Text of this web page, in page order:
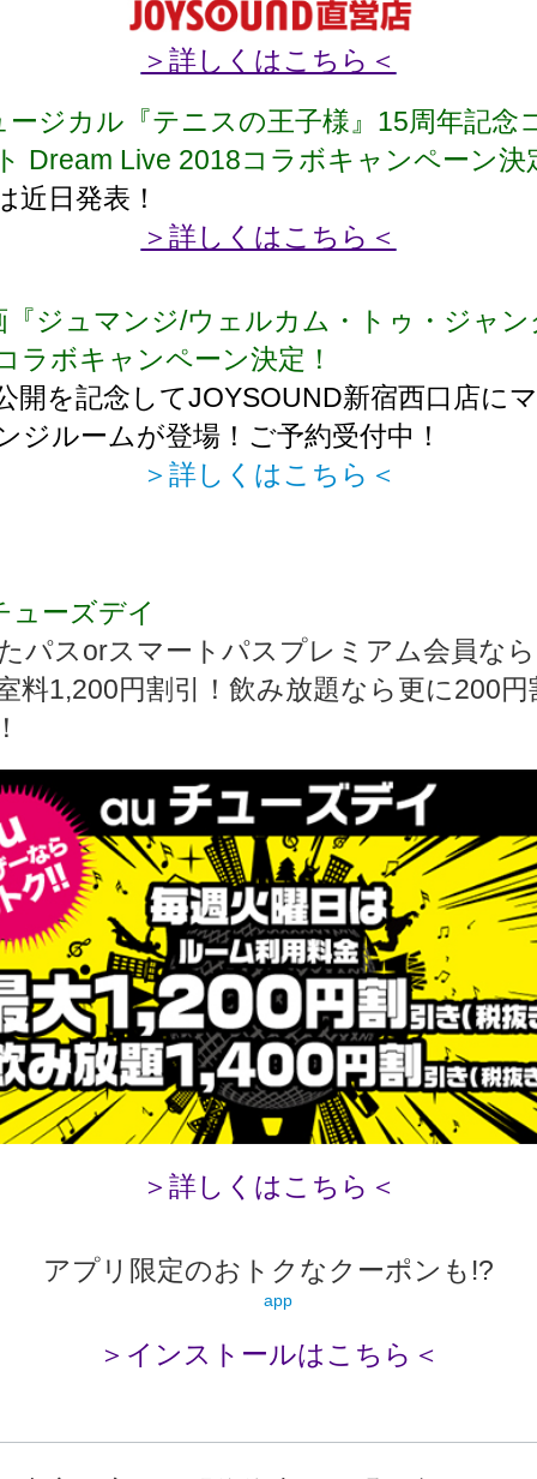
＞詳しくはこちら＜
ージカル『テニスの王子様』15周年記念
Dream Live 2018コラボキャンペーン決
近日発表！
＞詳しくはこちら＜
『ジュマンジ/ウェルカム・トゥ・ジャン
ラボキャンペーン決定！
開を記念してJOYSOUND新宿西口店に
ジルームが登場！ご予約受付中！
＞詳しくはこちら＜
ューズデイ
パスorスマートパスプレミアム会員な
料1,200円割引！飲み放題なら更に200円
＞詳しくはこちら＜
アプリ限定のおトクなクーポンも!?
＞インストールはこちら＜